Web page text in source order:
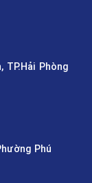
TP.Hải Phòng
Phú